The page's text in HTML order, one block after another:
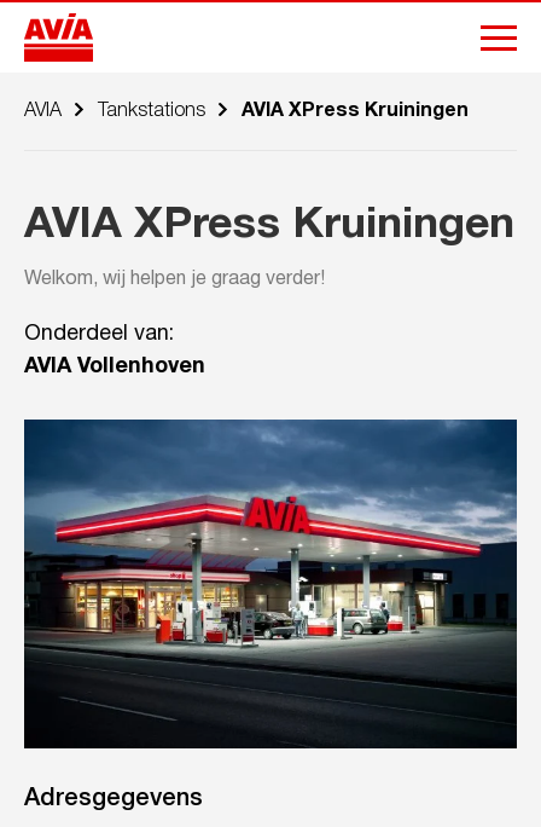
AVIA Tankstations AVIA XPress Kruiningen
AVIA XPress Kruiningen
Welkom, wij helpen je graag verder!
Onderdeel van:
AVIA Vollenhoven
Adresgegevens